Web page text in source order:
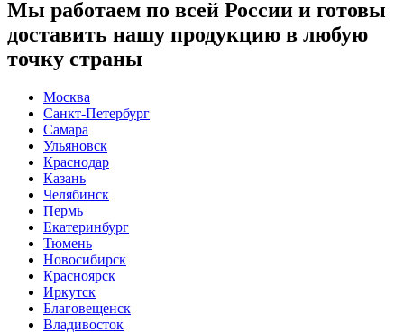
Мы работаем по всей России и готовы
доставить нашу продукцию в любую
точку страны
Москва
Санкт-Петербург
Самара
Ульяновск
Краснодар
Казань
Челябинск
Пермь
Екатеринбург
Тюмень
Новосибирск
Красноярск
Иркутск
Благовещенск
Владивосток